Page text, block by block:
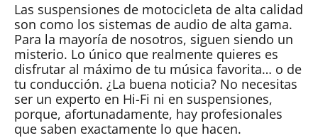
Las suspensiones de motocicleta de alta calidad
son como los sistemas de audio de alta gama.
Para la mayoría de nosotros, siguen siendo un
misterio. Lo único que realmente quieres es
disfrutar al máximo de tu música favorita… o de
tu conducción. ¿La buena noticia? No necesitas
ser un experto en Hi-Fi ni en suspensiones,
porque, afortunadamente, hay profesionales
que saben exactamente lo que hacen.